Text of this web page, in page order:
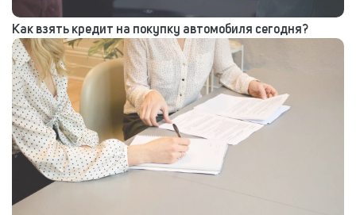
Как взять кредит на покупку автомобиля сегодня?